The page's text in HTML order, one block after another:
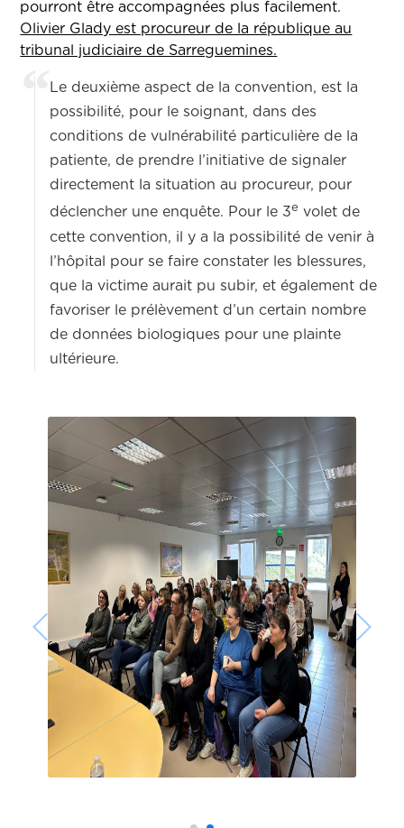
pourront être accompagnées plus facilement.
Olivier Glady est procureur de la république au
tribunal judiciaire de Sarreguemines.
Le deuxième aspect de la convention, est la
possibilité, pour le soignant, dans des
conditions de vulnérabilité particulière de la
patiente, de prendre l’initiative de signaler
directement la situation au procureur, pour
déclencher une enquête. Pour le 3e volet de
cette convention, il y a la possibilité de venir à
l’hôpital pour se faire constater les blessures,
que la victime aurait pu subir, et également de
favoriser le prélèvement d’un certain nombre
de données biologiques pour une plainte
ultérieure.